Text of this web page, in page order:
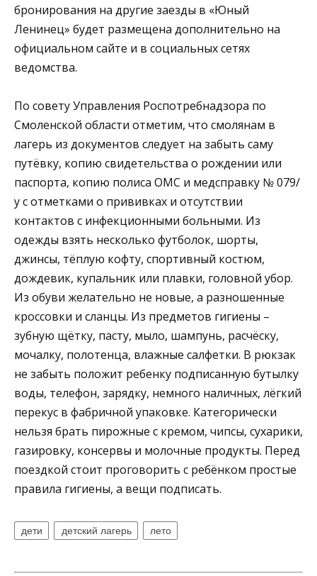
бронирования на другие заезды в «Юный
Ленинец» будет размещена дополнительно на
официальном сайте и в социальных сетях
ведомства.
По совету Управления Роспотребнадзора по
Смоленской области отметим, что смолянам в
лагерь из документов следует на забыть саму
путёвку, копию свидетельства о рождении или
паспорта, копию полиса ОМС и медсправку № 079/
у с отметками о прививках и отсутствии
контактов с инфекционными больными. Из
одежды взять несколько футболок, шорты,
джинсы, тёплую кофту, спортивный костюм,
дождевик, купальник или плавки, головной убор.
Из обуви желательно не новые, а разношенные
кроссовки и сланцы. Из предметов гигиены –
зубную щётку, пасту, мыло, шампунь, расчёску,
мочалку, полотенца, влажные салфетки. В рюкзак
не забыть положит ребенку подписанную бутылку
воды, телефон, зарядку, немного наличных, лёгкий
перекус в фабричной упаковке. Категорически
нельзя брать пирожные с кремом, чипсы, сухарики,
газировку, консервы и молочные продукты. Перед
поездкой стоит проговорить с ребёнком простые
правила гигиены, а вещи подписать.
дети детский лагерь лето